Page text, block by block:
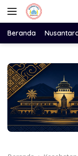
Langsung
Beranda